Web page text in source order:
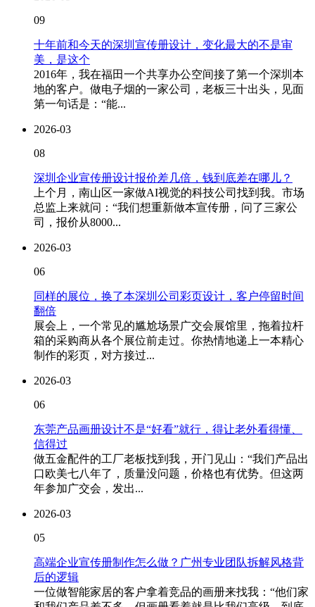
09
十年前和今天的深圳宣传册设计，变化最大的不是审
美，是这个
2016年，我在福田一个共享办公空间接了第一个深圳本
地的客户。做电子烟的一家公司，老板三十出头，见面
第一句话是：“能...
2026-03
08
深圳企业宣传册设计报价差几倍，钱到底差在哪儿？
上个月，南山区一家做AI视觉的科技公司找到我。市场
总监上来就问：“我们想重新做本宣传册，问了三家公
司，报价从8000...
2026-03
06
同样的展位，换了本深圳公司彩页设计，客户停留时间
翻倍
展会上，一个常见的尴尬场景广交会展馆里，拖着拉杆
箱的采购商从各个展位前走过。你热情地递上一本精心
制作的彩页，对方接过...
2026-03
06
东莞产品画册设计不是“好看”就行，得让老外看得懂、
信得过
做五金配件的工厂老板找到我，开门见山：“我们产品出
口欧美七八年了，质量没问题，价格也有优势。但这两
年参加广交会，发出...
2026-03
05
高端企业宣传册制作怎么做？广州专业团队拆解风格背
后的逻辑
一位做智能家居的客户拿着竞品的画册来找我：“他们家